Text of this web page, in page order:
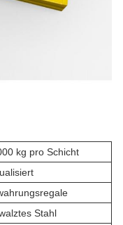
kg pro Schicht
Stahl